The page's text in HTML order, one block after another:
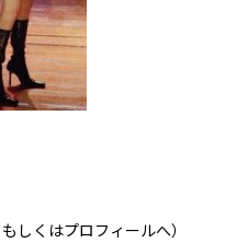
しくはプロフィールへ）